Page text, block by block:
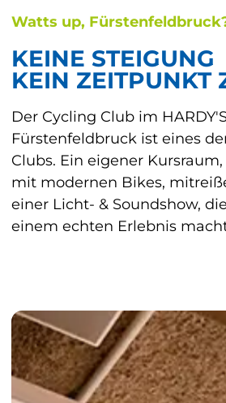
Watts up,
KEINE
KEIN ZEITPUNKT
Der Cycling Club im
Fürstenfeldbruck ist eines
Clubs. Ein eigener
mit modernen Bikes,
einer Licht- & Soundshow,
einem echten Erlebnis